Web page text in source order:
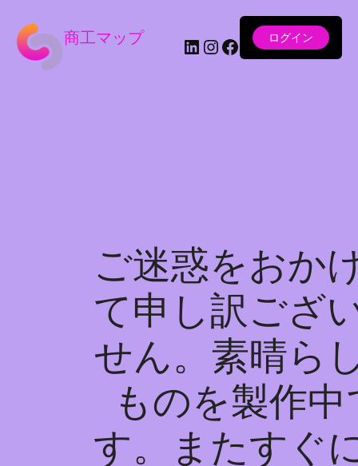
商工マップ LinkedIn Instagram Facebook ログイン
ご迷惑をおか
て申し訳ござ
せん。素晴ら
ものを製作中
す。またすぐ